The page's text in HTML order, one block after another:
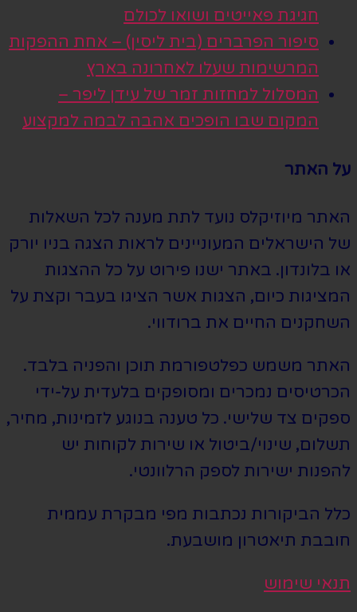
חגיגת פאייטים ושואו לכולם
סיפור הפרברים (בית ליסין) – אחת ההפקות
המרשימות שעלו לאחרונה בארץ
המסלול למחזות זמר של עידן ליפר –
המקום שבו הופכים אהבה לבמה למקצוע
על האתר
האתר מיוזיקלס נועד לתת מענה לכל השאלות
של הישראלים המעוניינים לראות הצגה בניו יורק
או בלונדון. באתר ישנו פירוט על כל ההצגות
המציגות כיום, הצגות אשר הציגו בעבר וקצת על
השחקנים החיים את ברודווי.
האתר משמש כפלטפורמת תוכן והפניה בלבד.
הכרטיסים נמכרים ומסופקים בלעדית על-ידי
ספקים צד שלישי. כל טענה בנוגע לזמינות, מחיר,
תשלום, שינוי/ביטול או שירות לקוחות יש
להפנות ישירות לספק הרלוונטי.
כלל הביקורות נכתבות מפי מבקרת עממית
חובבת תיאטרון מושבעת.
תנאי שימוש